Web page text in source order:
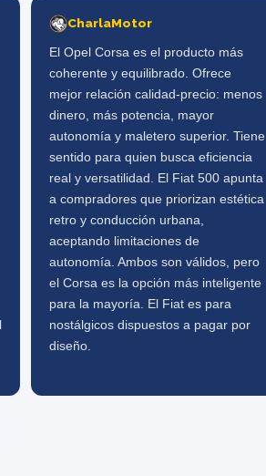
CharlaMotor
El Opel Corsa es el producto más
coherente y equilibrado. Ofrece
mejor relación calidad-precio: menos
dinero, más potencia, mayor
autonomía y maletero superior. Tiene
sentido para quien busca eficiencia
real y versatilidad. El Fiat 500 apunta
a compradores que priorizan estética
retro y conducción urbana,
aceptando limitaciones de
autonomía. Ambos son válidos, pero
el Corsa es la opción más inteligente
para la mayoría. El Fiat es para
nostálgicos dispuestos a pagar por
diseño.